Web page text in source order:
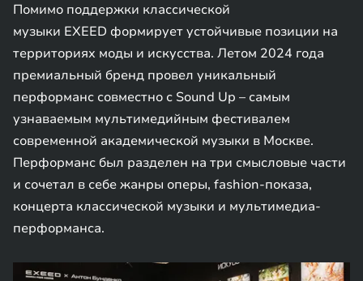
Помимо поддержки классической
музыки EXEED формирует устойчивые позиции на
территориях моды и искусства. Летом 2024 года
премиальный бренд провел уникальный
перформанс совместно с Sound Up – самым
узнаваемым мультимедийным фестивалем
современной академической музыки в Москве.
Перформанс был разделен на три смысловые части
и сочетал в себе жанры оперы, fashion-показа,
концерта классической музыки и мультимедиа-
перформанса.